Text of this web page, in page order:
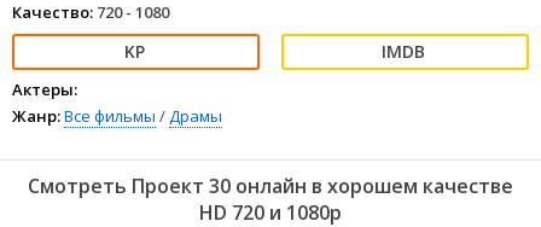
Качество: 720 - 1080
Актеры:
Жанр:Все фильмы /Драмы
Смотреть Проект 30 онлайн в хорошем качестве
HD 720 и 1080p